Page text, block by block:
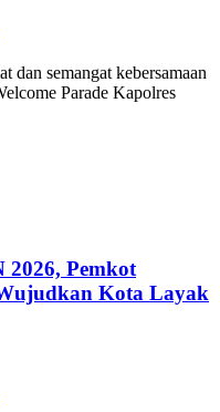
dan semangat kebersamaan
Parade Kapolres
2026, Pemkot
Kota Layak